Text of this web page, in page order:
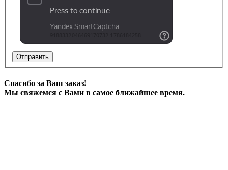
Отправить
Спасибо за Ваш заказ!
Мы свяжемся с Вами в самое ближайшее время.